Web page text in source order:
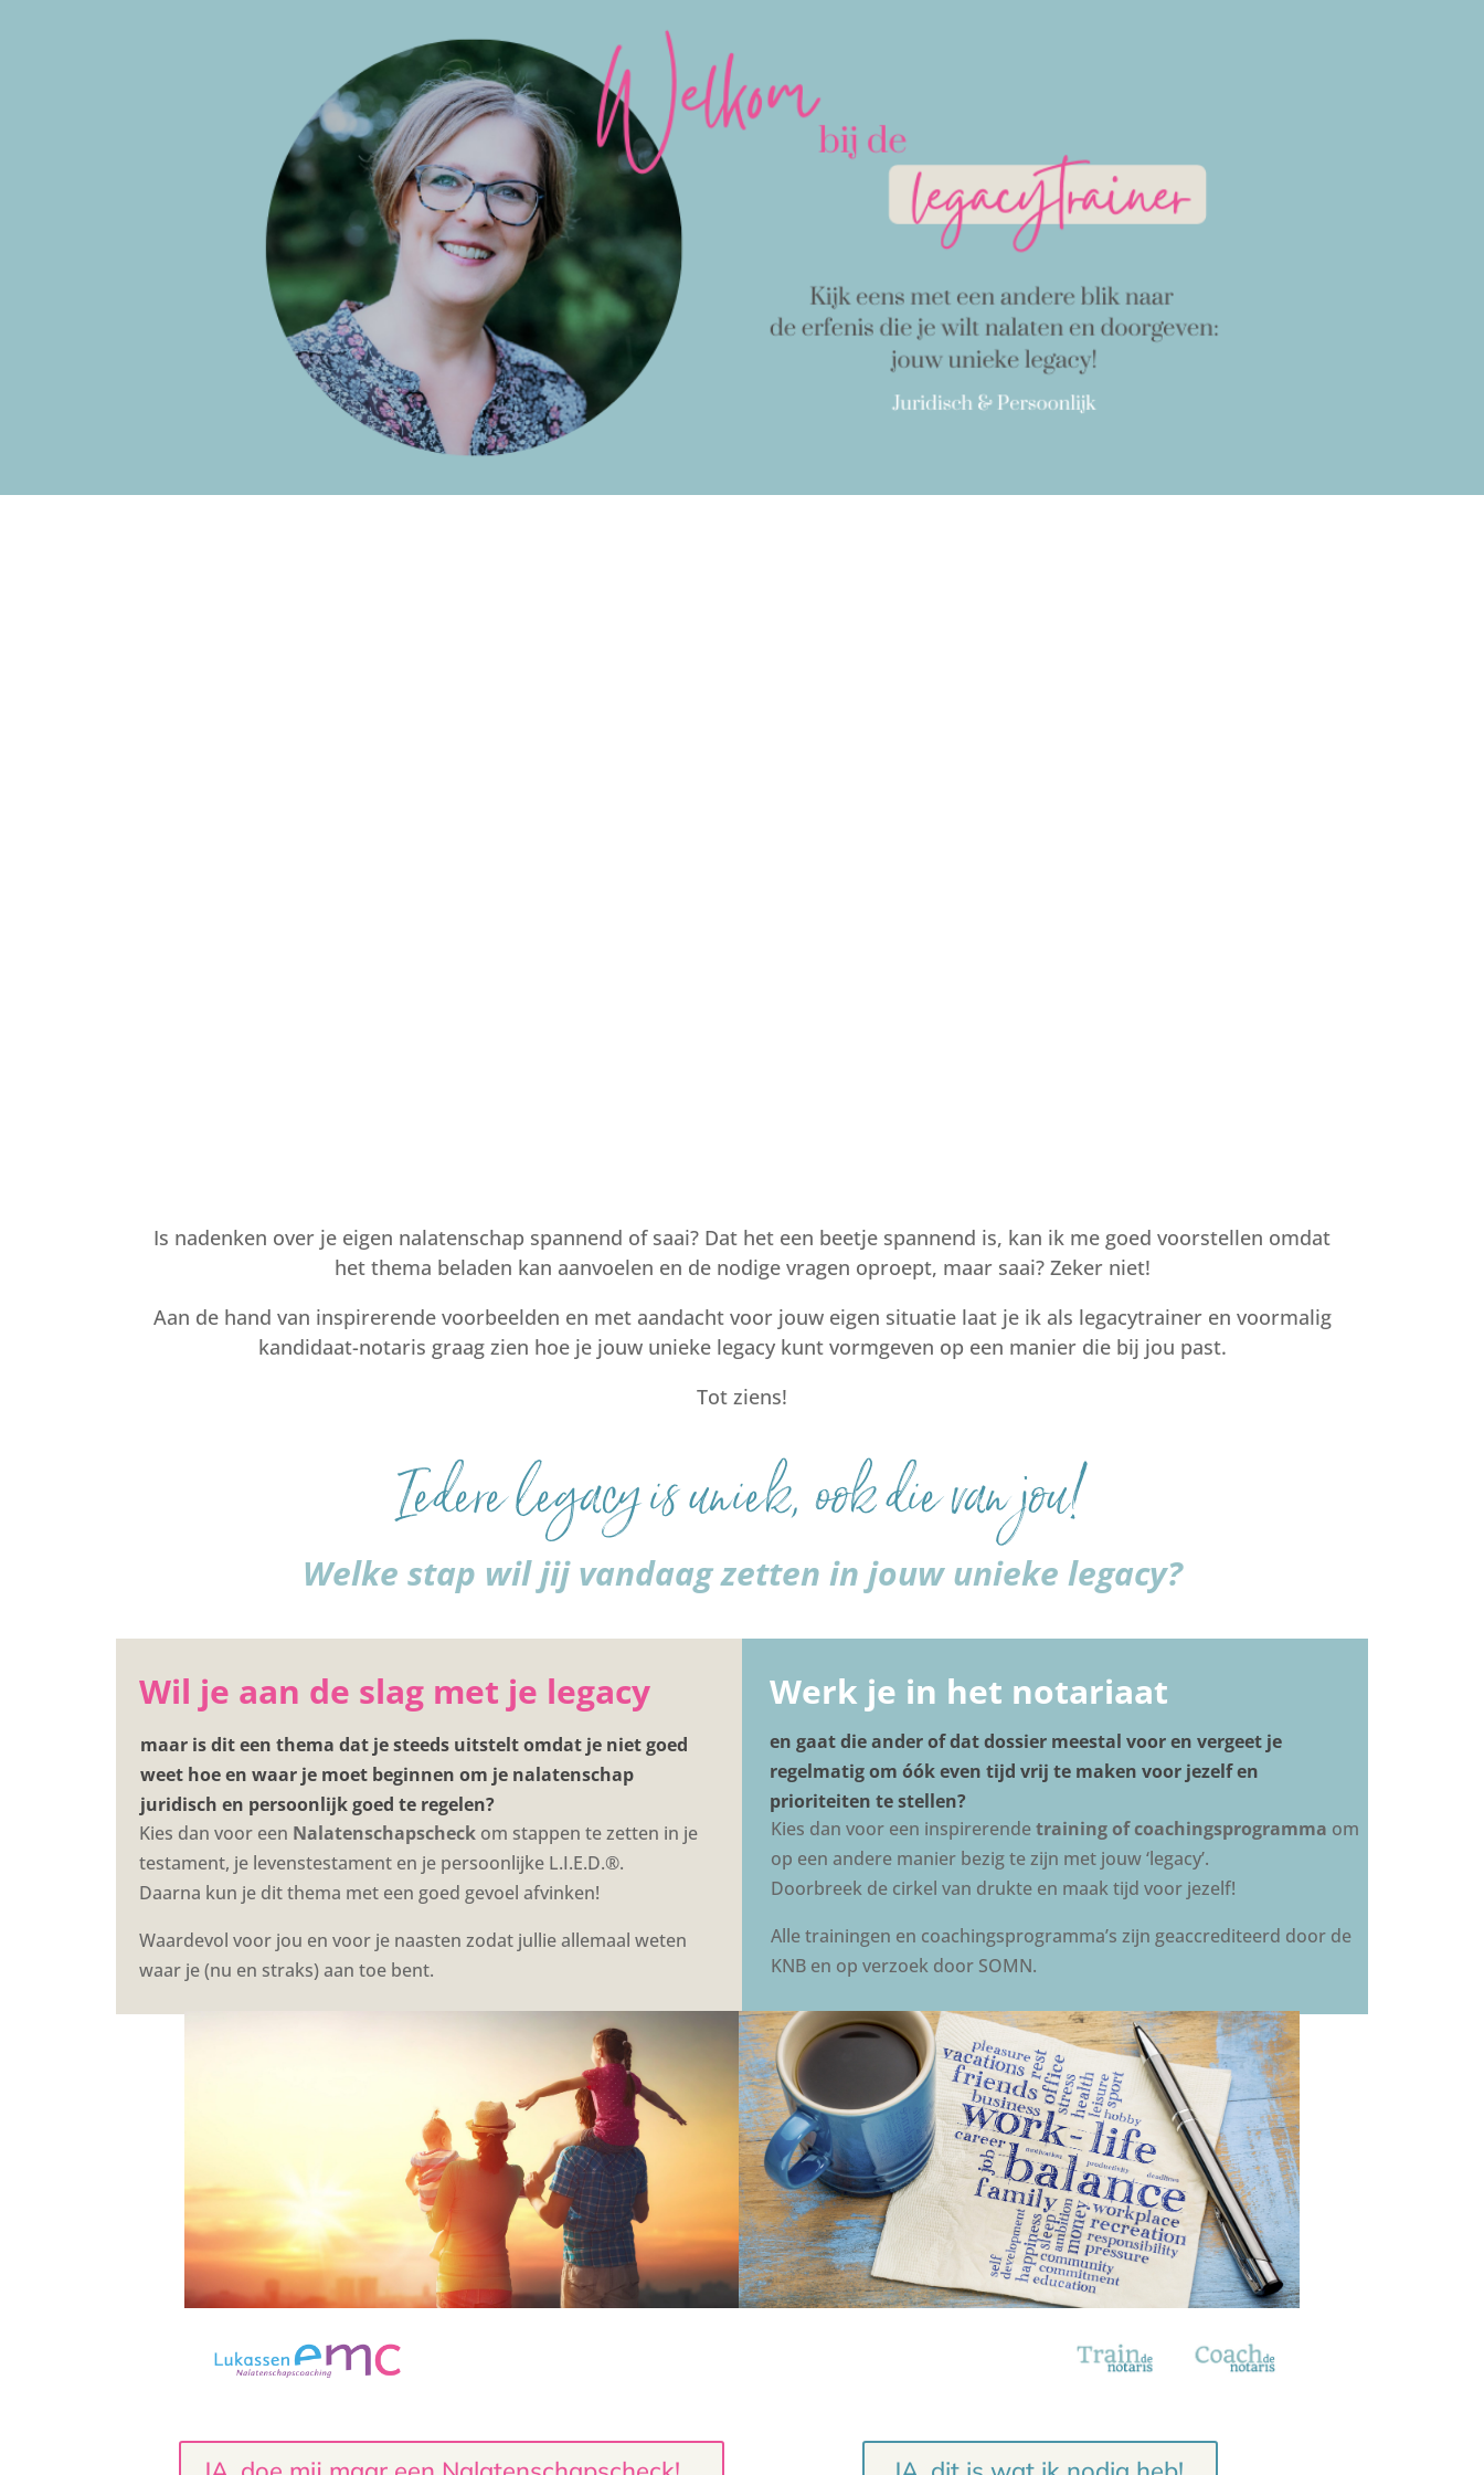
Is nadenken over je eigen nalatenschap spannend of saai? Dat het een beetje spannend is, kan ik me goed voorstellen omdat
het thema beladen kan aanvoelen en de nodige vragen oproept, maar saai? Zeker niet!
Aan de hand van inspirerende voorbeelden en met aandacht voor jouw eigen situatie laat je ik als legacytrainer en voormalig
kandidaat-notaris graag zien hoe je jouw unieke legacy kunt vormgeven op een manier die bij jou past.
Tot ziens!
Iedere legacy is uniek, ook die van jou!
Welke stap wil jij vandaag zetten in jouw unieke legacy?
Wil je aan de slag met je legacy
maar is dit een thema dat je steeds uitstelt omdat je niet goed
weet hoe en waar je moet beginnen om je nalatenschap
juridisch en persoonlijk goed te regelen?
Kies dan voor een Nalatenschapscheck om stappen te zetten in je
testament, je levenstestament en je persoonlijke L.I.E.D.®.
Daarna kun je dit thema met een goed gevoel afvinken!
Waardevol voor jou en voor je naasten zodat jullie allemaal weten
waar je (nu en straks) aan toe bent.
Werk je in het notariaat
en gaat die ander of dat dossier meestal voor en vergeet je
regelmatig om óók even tijd vrij te maken voor jezelf en
prioriteiten te stellen?
Kies dan voor een inspirerendetraining of coachingsprogramma om
op een andere manier bezig te zijn met jouw ‘legacy’.
Doorbreek de cirkel van drukte en maak tijd voor jezelf!
Alle trainingen en coachingsprogramma’s zijn geaccrediteerd door de
KNB en op verzoek door SOMN.